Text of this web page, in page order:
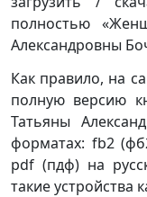
полностью
Александровны
Как правило, на
полную версию
Татьяны
форматах: fb2
pdf (пдф) на
такие устройства